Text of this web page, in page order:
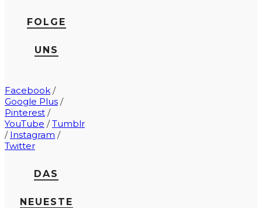
FOLGE
UNS
Facebook /
Google Plus /
Pinterest /
YouTube /Tumblr
/ Instagram /
Twitter
DAS
NEUESTE